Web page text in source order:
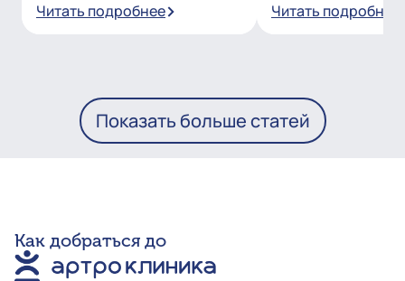
Читать подробнее Читать подробнее
Показать больше статей
Как добраться до